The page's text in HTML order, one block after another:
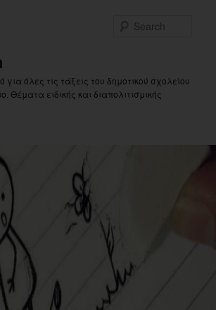
για όλες τις τάξεις του δημοτικού σχολείου
Θέματα ειδικής και διαπολιτισμικής